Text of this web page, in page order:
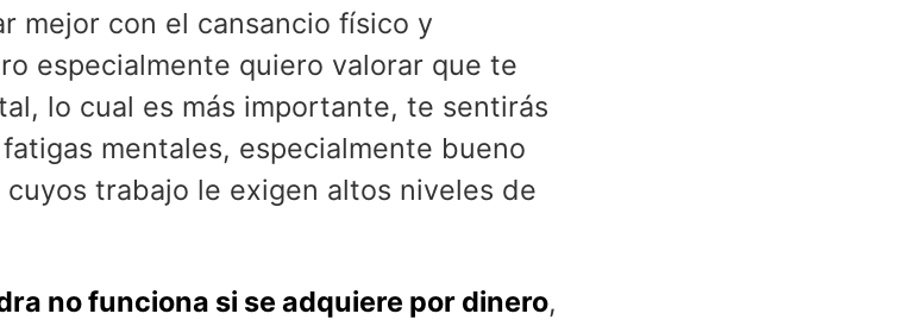
mejor con el cansancio físico y
especialmente quiero valorar que te
lo cual es más importante, te sentirás
mentales, especialmente bueno
trabajo le exigen altos niveles de
no funciona si se adquiere por dinero,